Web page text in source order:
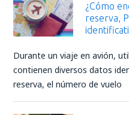
¿Cómo
reserva,
Durante un viaje en avión,
contienen diversos datos
reserva, el número de vuelo